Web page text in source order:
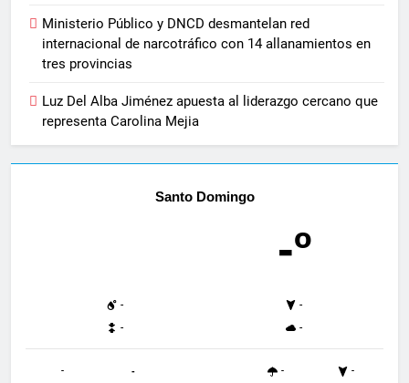
Ministerio Público y DNCD desmantelan red
internacional de narcotráfico con 14 allanamientos en
tres provincias
Luz Del Alba Jiménez apuesta al liderazgo cercano que
representa Carolina Mejia
Santo Domingo
-º
-
-
-
-
- - - -